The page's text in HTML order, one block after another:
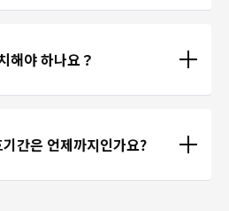
지 않을 수 있습니다.
확인해 드리지 않습니다.
오톡, 인스타그램 등 인터넷 회
용해 주시기 바랍니다.
해야 하나요？
지 공항의 와이파이 속도가 걱
에서 설치 및 설정을 완료하고,
하는 방법을 추천해 드립니다.
간은 언제까지인가요?